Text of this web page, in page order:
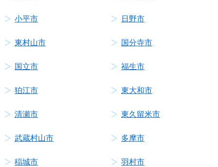
小平市 日野市
東村山市 国分寺市
国立市 福生市
狛江市 東大和市
清瀬市 東久留米市
武蔵村山市 多摩市
稲城市 羽村市